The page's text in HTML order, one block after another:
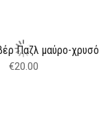
Παζλ μαύρο-χρυσό
€20.00